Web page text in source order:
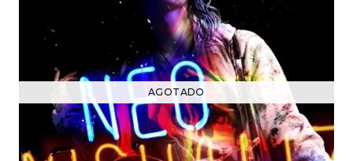
AGOTADO